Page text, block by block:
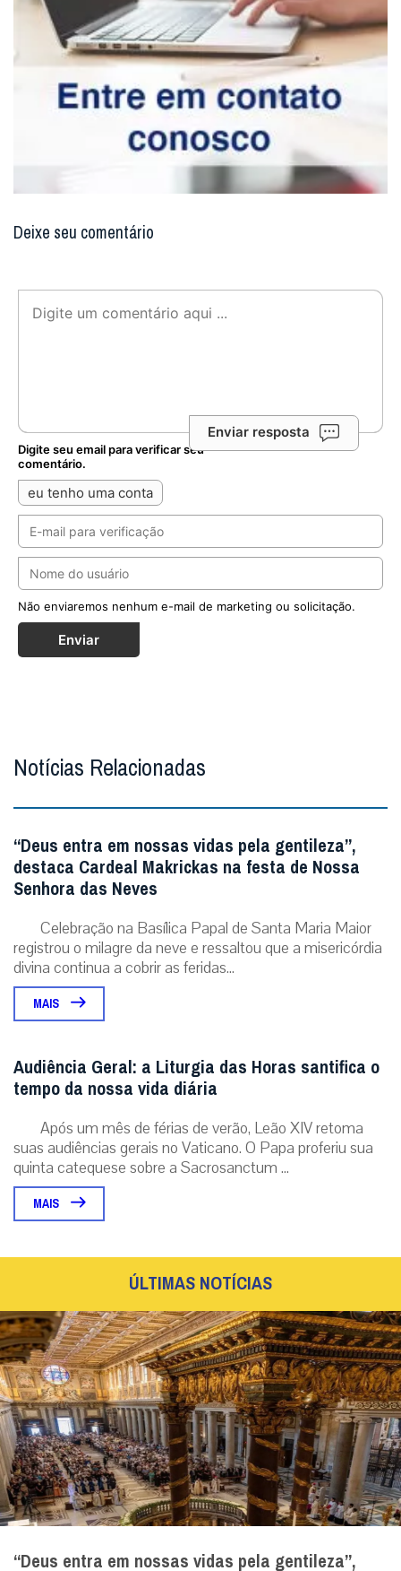
Deixe seu comentário
Enviar resposta
Digite seu email para verificar seu
comentário.
eu tenho uma conta
Não enviaremos nenhum e-mail de marketing ou solicitação.
Enviar
Notícias Relacionadas
“Deus entra em nossas vidas pela gentileza”,
destaca Cardeal Makrickas na festa de Nossa
Senhora das Neves
Celebração na Basílica Papal de Santa Maria Maior
registrou o milagre da neve e ressaltou que a misericórdia
divina continua a cobrir as feridas...
MAIS
Audiência Geral: a Liturgia das Horas santifica o
tempo da nossa vida diária
Após um mês de férias de verão, Leão XIV retoma
suas audiências gerais no Vaticano. O Papa proferiu sua
quinta catequese sobre a Sacrosanctum ...
MAIS
ÚLTIMAS NOTÍCIAS
“Deus entra em nossas vidas pela gentileza”,